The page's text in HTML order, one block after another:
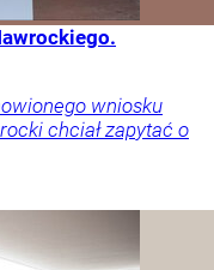
wniosku
chciał zapytać o